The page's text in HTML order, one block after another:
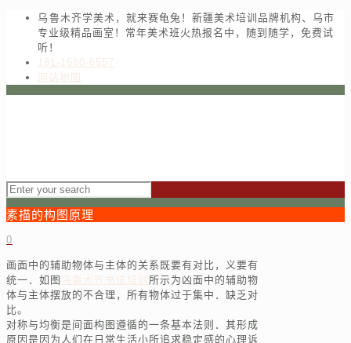
乌鲁木齐学美术，就来赛龟兔！新疆美术培训品牌机构、乌市
专业级精品画室！常年美术班火热报名中，随到随学，免费试
听！
181-1680-6557
网站地图
素描的构图原理
0
画面中的辅助物体与主体的关系既要有对比，义要有
统一．如图 乌鲁木齐书法培训 所示为凶面中的辅助物
体与主体摆放的不合理，所有物体过于集中．缺乏对
比。
对称与均衡是间面构图遵循的一条基本法则．其形成
原因是因为人们在日常生活小所追求稳定感的心理诉